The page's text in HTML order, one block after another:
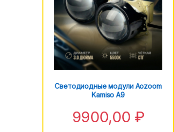
Светодиодные модули Aozoom
Kamiso A9
9900,00 ₽